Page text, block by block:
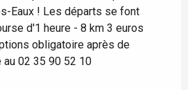
Eaux ! Les départs se font
d'1 heure - 8 km 3 euros
obligatoire après de
au 02 35 90 52 10